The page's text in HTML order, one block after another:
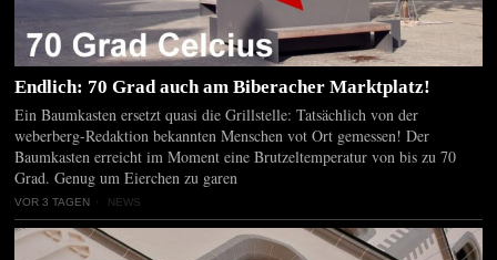
Endlich: 70 Grad auch am Biberacher Marktplatz!
Ein Baumkasten ersetzt quasi die Grillstelle: Tatsächlich von der
weberberg-Redaktion bekannten Menschen vot Ort gemessen! Der
Baumkasten erreicht im Moment eine Brutzeltemperatur von bis zu 70
Grad. Genug um Eierchen zu garen
VOR 3 TAGEN NEWS